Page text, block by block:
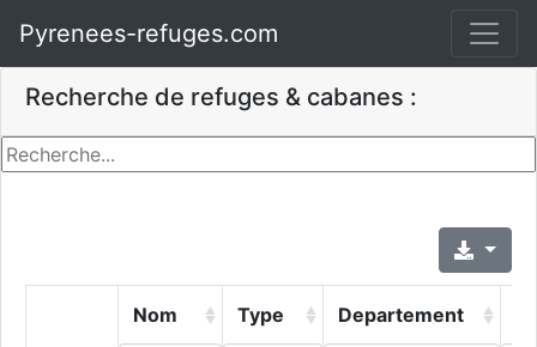
Pyrenees-refuges.com
Recherche de refuges & cabanes :
Nom Type Departement